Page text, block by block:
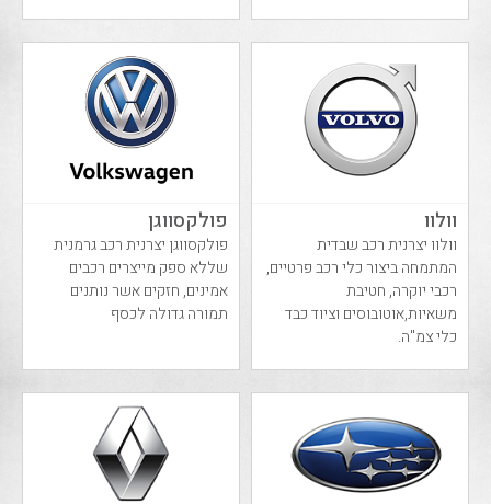
וולוו
וולוו יצרנית רכב שבדית
המתמחה ביצור כלי רכב פרטיים,
רכבי יוקרה, חטיבת
משאיות,אוטובוסים וציוד כבד
כלי צמ"ה.
פולקסווגן
פולקסווגן יצרנית רכב גרמנית
שללא ספק מייצרים רכבים
אמינים, חזקים אשר נותנים
תמורה גדולה לכסף